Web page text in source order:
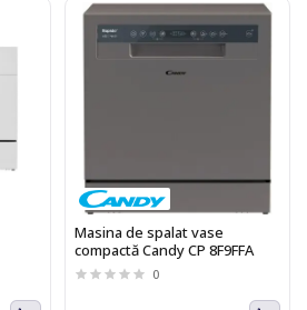
Masina de spalat vase
compactă Candy CP 8F9FFA
0